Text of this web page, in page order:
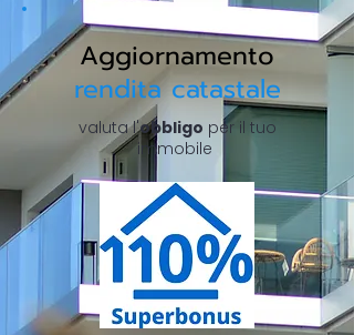
Aggiornamento
rendita catastale
valuta l'obbligo per il tuo
immobile